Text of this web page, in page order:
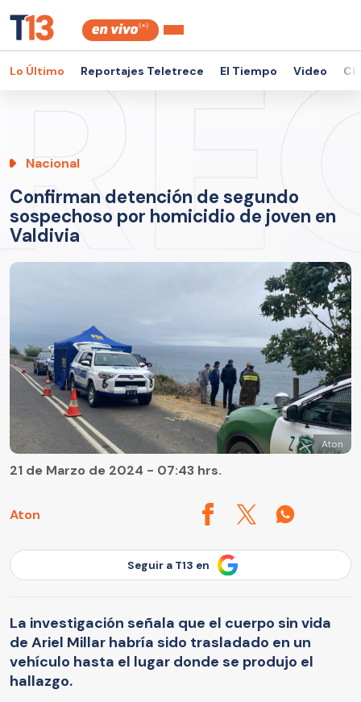
Lo Último Reportajes Teletrece El Tiempo Video
Nacional
Confirman detención de segundo
sospechoso por homicidio de joven en
Valdivia
Aton
Aton
21 de Marzo de 2024 - 07:43 hrs.
Seguir a T13 en
La investigación señala que el cuerpo sin vida
de Ariel Millar habría sido trasladado en un
vehículo hasta el lugar donde se produjo el
hallazgo.